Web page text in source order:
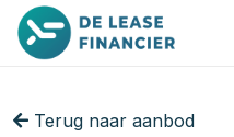
Terug naar aanbod